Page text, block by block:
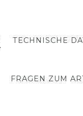
TECHNISCHE
FRAGEN ZUM